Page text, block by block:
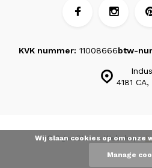
4181
KVK nummer: 11008666btw-
© Signa Stone- Webshop:
Wij slaan cookies op om onze
Manage